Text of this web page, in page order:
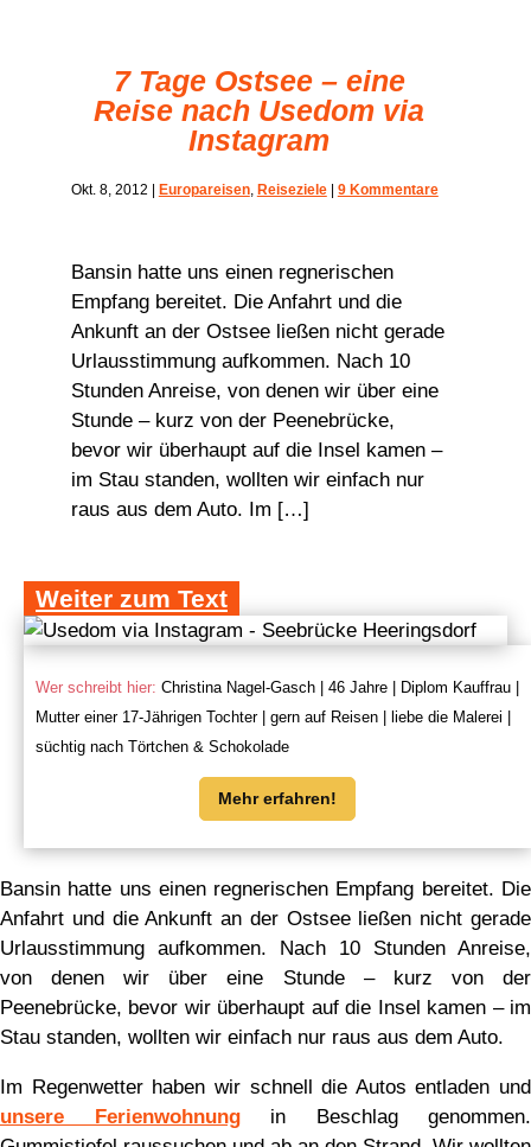
7 Tage Ostsee – eine
Reise nach Usedom via
Instagram
Okt. 8, 2012 | Europareisen, Reiseziele| 9 Kommentare
Bansin hatte uns einen regnerischen
Empfang bereitet. Die Anfahrt und die
Ankunft an der Ostsee ließen nicht gerade
Urlausstimmung aufkommen. Nach 10
Stunden Anreise, von denen wir über eine
Stunde – kurz von der Peenebrücke,
bevor wir überhaupt auf die Insel kamen –
im Stau standen, wollten wir einfach nur
raus aus dem Auto. Im […]
Weiter zum Text
Wer schreibt hier: Christina Nagel-Gasch | 46 Jahre | Diplom Kauffrau |
Mutter einer 17-Jährigen Tochter | gern auf Reisen | liebe die Malerei |
süchtig nach Törtchen & Schokolade
Mehr erfahren!
Bansin hatte uns einen regnerischen Empfang bereitet. Die
Anfahrt und die Ankunft an der Ostsee ließen nicht gerade
Urlausstimmung aufkommen. Nach 10 Stunden Anreise,
von denen wir über eine Stunde – kurz von der
Peenebrücke, bevor wir überhaupt auf die Insel kamen – im
Stau standen, wollten wir einfach nur raus aus dem Auto.
Im Regenwetter haben wir schnell die Autos entladen und
unsere Ferienwohnungin Beschlag genommen.